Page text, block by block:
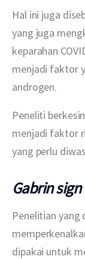
Hal ini juga
yang juga
keparahan
menjadi faktor
androgen.
Peneliti
menjadi faktor
yang perlu
Gabrin sign
Penelitian yang
dipakai untuk